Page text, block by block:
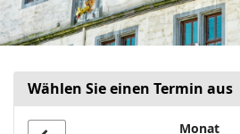
Wählen Sie einen Termin aus
Monat